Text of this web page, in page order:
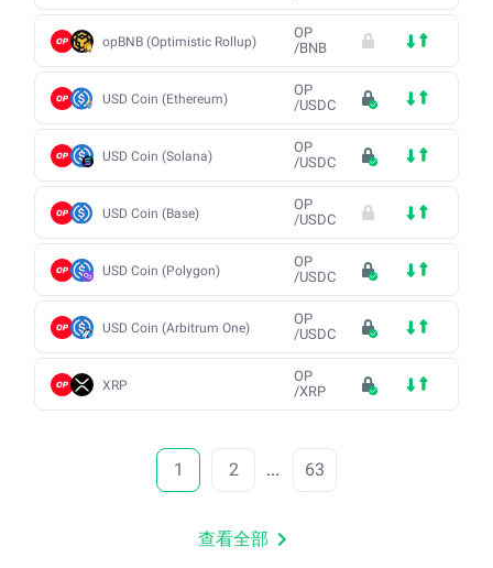
opBNB (Optimistic Rollup)
OP
/BNB
USD Coin (Ethereum)
OP
/USDC
USD Coin (Solana)
OP
/USDC
USD Coin (Base)
OP
/USDC
USD Coin (Polygon)
OP
/USDC
USD Coin (Arbitrum One)
OP
/USDC
XRP
OP
/XRP
1 2 ... 63
查看全部